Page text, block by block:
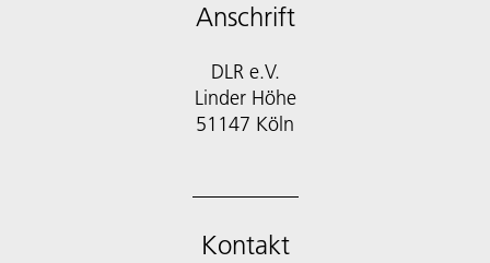
Anschrift
DLR e.V.
Linder Höhe
51147 Köln
Kontakt